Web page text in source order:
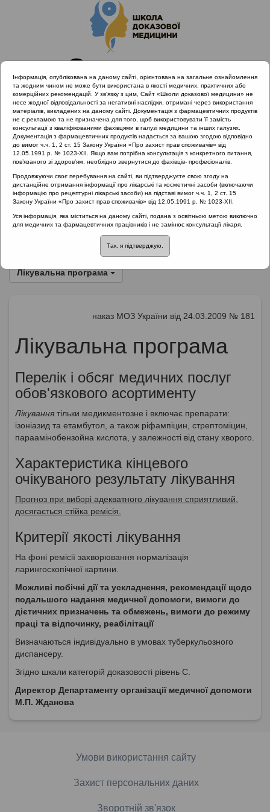
Головна Нормативні документи Інфекційні гранульоми
Рубрика:
Інфекційні гранульоми
Назва:
Протокол надання медичної допомоги хворим з
туберкульозом гортані
Лікувальна програма
наказ МОЗ України від 24.03.2009 № 181
Лікувальна програма
Перелік і обсяг медичних послуг
обов'язкового асортименту
Лікування тільки медикментозне і включає препарати:
ізоніазид та етамбутол, а також ріфампіцин, стрептоміцин,
параамінобензойна кислота, у залежності від стану хворого.
Характеристика кінцевого
очікуваного результату лікування
Прогноз при виборі адекватного лікування сприятливий,
досягається стійка ремісія.
Критерії якості лікування
На фоні ремісії захворювання нормалізація
ларингоскопічної картини.
Можливі побічні дії та ускладнення, рекомендації щодо
подальшого надання медичної допомоги, вимоги до
дієтичних призначень та обмежень, вимоги до режиму
праці та відпочинку, реабілітації
Визначаються індивідуально в умовах туберкульозного
диспансеру.
Згідно шкали категорій доказовості рівень С.
Директор Департаменту організації медичної допомоги
М.П. Жданова
Умови використання сайту
Захист персональних даних
Зворотній зв'язок
Інформація, опублікована на даному сайті, орієнтована на загальне ознайомлення
та жодним чином не може бути використана в якості медичних, практичних або
комерційних рекомендацій. У зв’язку з цим, Сайт «Школи доказової медицини» не
несе жодної відповідальності за негативні наслідки, отримані через використання
матеріалів, викладених на даному сайті. Документація з фармацевтичних продуктів
не є рекламою та не призначена для того, щоб використовувати її замість
консультації з кваліфікованими фахівцями в галузі медицини та інших галузях.
Документація з фармацевтичних продуктів надається за вашою згодою відповідно
до вимог ч.ч. 1, 2 ст. 15 Закону України «Про захист прав споживачів» від
12.05.1991 р. № 1023-XII. Якщо вам потрібна консультація з конкретного питання,
пов’язаного зі здоров’ям, необхідно звернутися до фахівців- професіоналів.
Продовжуючи своє перебування на сайті, ви підтверджуєте свою згоду на
дистанційне отримання інформації про лікарські та косметичні засоби (включаючи
інформацію про рецептурні лікарські засоби) на підставі вимог ч.ч. 1, 2 ст. 15
Закону України «Про захист прав споживачів» від 12.05.1991 р. № 1023-XII.
Уся інформація, яка міститься на даному сайті, подана з освітньою метою виключно
для медичних та фармацевтичних працівників і не замінює консультації лікаря.
Так, я підтверджую.